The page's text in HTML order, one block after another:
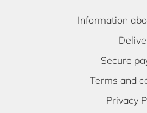
Information
Secure
Terms and
Privacy